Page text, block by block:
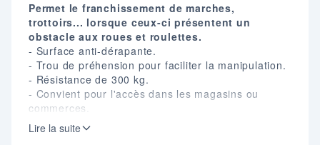
Permet le franchissement de marches,
trottoirs... lorsque ceux-ci présentent un
obstacle aux roues et roulettes.
- Surface anti-dérapante.
- Trou de préhension pour faciliter la manipulation.
- Résistance de 300 kg.
- Convient pour l'accès dans les magasins ou
commerces.
- Merci de nous indiquer lors de votre
commande la hauteur exacte en mm de
Lire la suite